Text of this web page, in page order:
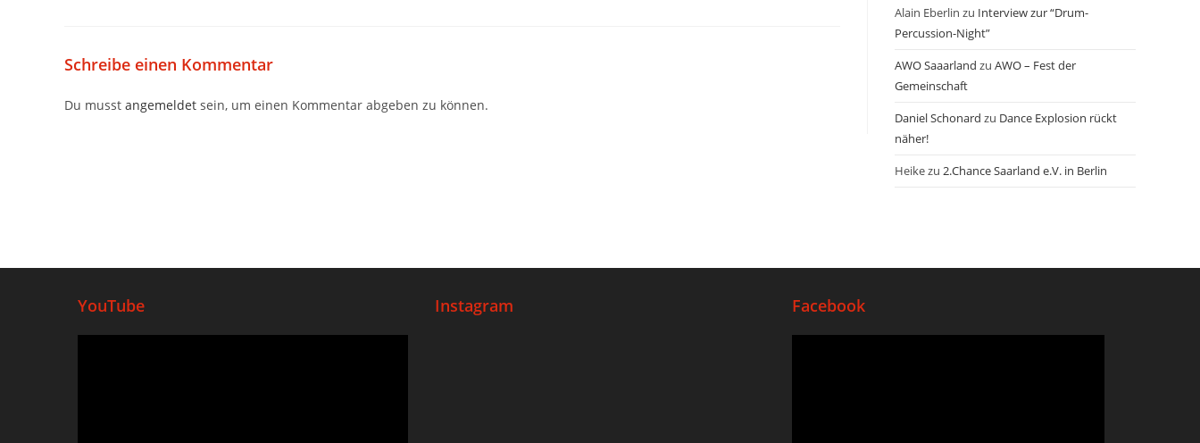
Schreibe einen Kommentar
Du musst angemeldet sein, um einen Kommentar abgeben zu können.
Alain Eberlin zu Interview zur “Drum-
Percussion-Night”
AWO Saaarland zu AWO – Fest der
Gemeinschaft
Daniel Schonard zu Dance Explosion rückt
näher!
Heikezu 2.Chance Saarland e.V. in Berlin
YouTube Instagram Facebook